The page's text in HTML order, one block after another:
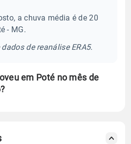
a chuva média é de 20
- MG.
de reanálise ERA5.
em Poté no mês de